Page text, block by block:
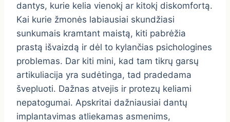
dantys, kurie kelia vienokį ar kitokį diskomfortą.
Kai kurie žmonės labiausiai skundžiasi
sunkumais kramtant maistą, kiti pabrėžia
prastą išvaizdą ir dėl to kylančias psichologines
problemas. Dar kiti mini, kad tam tikrų garsų
artikuliacija yra sudėtinga, tad pradedama
švepluoti. Dažnas atvejis ir protezų keliami
nepatogumai. Apskritai dažniausiai dantų
implantavimas atliekamas asmenims,